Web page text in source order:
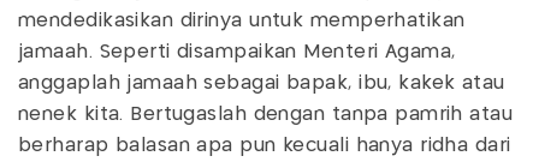
mendedikasikan dirinya untuk memperhatikan
jamaah. Seperti disampaikan Menteri Agama,
anggaplah jamaah sebagai bapak, ibu, kakek atau
nenek kita. Bertugaslah dengan tanpa pamrih atau
berharap balasan apa pun kecuali hanya ridha dari